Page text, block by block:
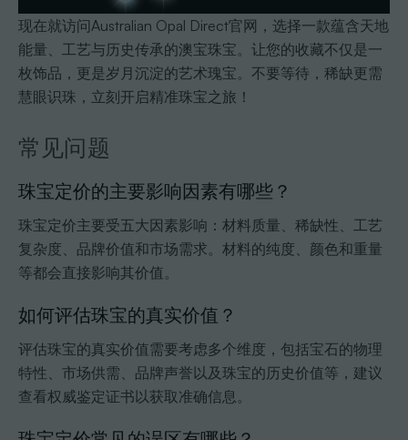
现在就访问Australian Opal Direct官网，选择一款蕴含天地
能量、工艺与历史传承的澳宝珠宝。让您的收藏不仅是一
枚饰品，更是岁月沉淀的艺术瑰宝。不要等待，稀缺更需
慧眼识珠，立刻开启精准珠宝之旅！
常见问题
珠宝定价的主要影响因素有哪些？
珠宝定价主要受五大因素影响：材料质量、稀缺性、工艺
复杂度、品牌价值和市场需求。材料的纯度、颜色和重量
等都会直接影响其价值。
如何评估珠宝的真实价值？
评估珠宝的真实价值需要考虑多个维度，包括宝石的物理
特性、市场供需、品牌声誉以及珠宝的历史价值等，建议
查看权威鉴定证书以获取准确信息。